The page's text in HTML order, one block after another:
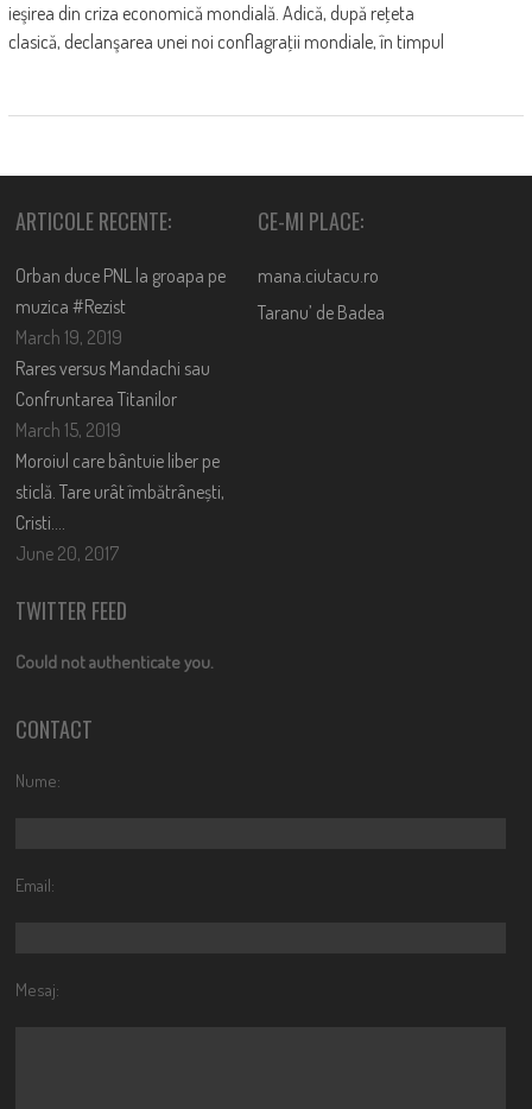
ieşirea din criza economică mondială. Adică, după reţeta
clasică, declanşarea unei noi conflagraţii mondiale, în timpul
ARTICOLE RECENTE:
Orban duce PNL la groapa pe
muzica #Rezist
March 19, 2019
Rares versus Mandachi sau
Confruntarea Titanilor
March 15, 2019
Moroiul care bântuie liber pe
sticlă. Tare urât îmbătrânești,
Cristi….
June 20, 2017
CE-MI PLACE:
mana.ciutacu.ro
Taranu’ de Badea
TWITTER FEED
Could not authenticate you.
CONTACT
Nume:
Email:
Mesaj: